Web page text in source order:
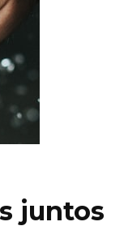
juntos